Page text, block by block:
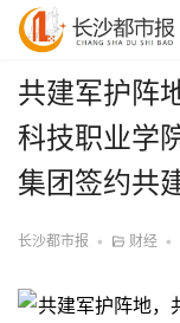
共建军护阵
科技职业学
集团签约共
长沙都市报 • 财经 •